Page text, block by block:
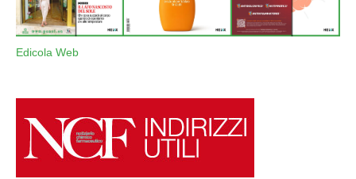
Edicola Web